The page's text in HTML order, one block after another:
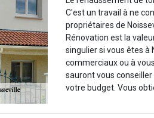
C'est un travail à ne
propriétaires de
Rénovation est la
singulier si vous êtes à
commerciaux ou à
sauront vous
votre budget. Vous